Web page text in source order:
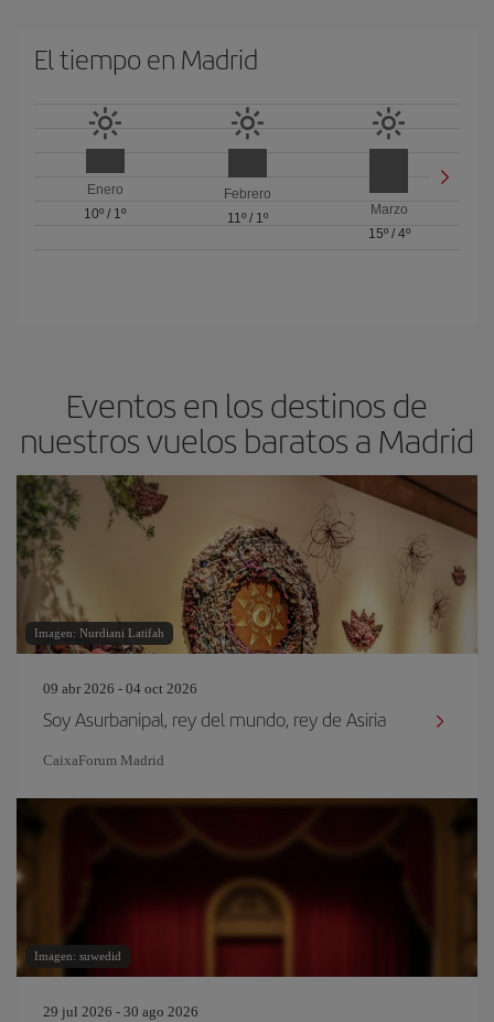
El tiempo en Madrid
Enero
10º / 1º
Febrero
11º/ 1º
Marzo
15º/ 4º
Eventos en los destinos de
nuestros vuelos baratos a Madrid
Imagen: Nurdiani Latifah
09 abr 2026 - 04 oct 2026
Soy Asurbanipal, rey del mundo, rey de Asiria
CaixaForum Madrid
Imagen: suwedid
29 jul 2026 - 30 ago 2026